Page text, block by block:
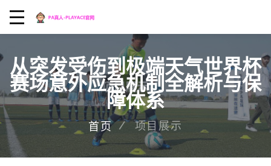
从突发受伤到极端天气世界杯
赛场意外应急机制全解析与保
障体系
首页 项目展示